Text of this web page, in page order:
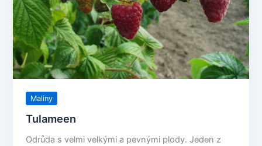
Maliny
Tulameen
Odrůda s velmi velkými a pevnými plody. Jeden z